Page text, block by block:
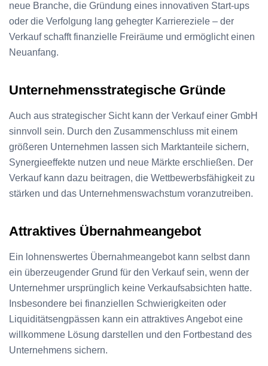
neue Branche, die Gründung eines innovativen Start-ups
oder die Verfolgung lang gehegter Karriereziele – der
Verkauf schafft finanzielle Freiräume und ermöglicht einen
Neuanfang.
Unternehmensstrategische Gründe
Auch aus strategischer Sicht kann der Verkauf einer GmbH
sinnvoll sein. Durch den Zusammenschluss mit einem
größeren Unternehmen lassen sich Marktanteile sichern,
Synergieeffekte nutzen und neue Märkte erschließen. Der
Verkauf kann dazu beitragen, die Wettbewerbsfähigkeit zu
stärken und das Unternehmenswachstum voranzutreiben.
Attraktives Übernahmeangebot
Ein lohnenswertes Übernahmeangebot kann selbst dann
ein überzeugender Grund für den Verkauf sein, wenn der
Unternehmer ursprünglich keine Verkaufsabsichten hatte.
Insbesondere bei finanziellen Schwierigkeiten oder
Liquiditätsengpässen kann ein attraktives Angebot eine
willkommene Lösung darstellen und den Fortbestand des
Unternehmens sichern.